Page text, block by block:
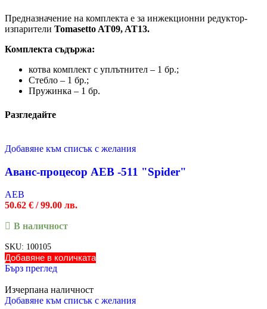
Предназначение на комплекта е за инжекционни редуктор-
изпарители Tomasetto AT09, AT13.
Комплекта съдържа:
котва комплект с уплътнител – 1 бр.;
Стебло – 1 бр.;
Пружинка – 1 бр.
Разгледайте
Добавяне към списък с желания
Аванс-процесор AEB -511 "Spider"
AEB
50.62 € / 99.00 лв.
В наличност
SKU: 100105
Добавяне в количката
Бърз преглед
Изчерпана наличност
Добавяне към списък с желания